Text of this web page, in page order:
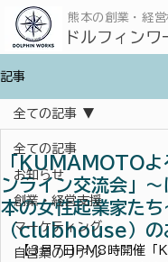
ドルフィンワ
熊本の創業・経営
記事
全ての記事
お知らせ
創業・経営支援
マーケティング
自営業のリアル
全ての記事
「KUMAMOTOよ
ンライン交流会」
本の女性起業家たち
（clubhouse）の
【3月7日PM8時開催「